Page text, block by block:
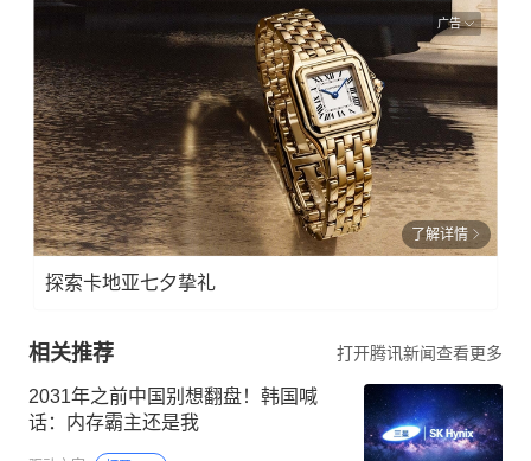
广告
了解详情
探索卡地亚七夕挚礼
相关推荐 打开腾讯新闻查看更多
2031年之前中国别想翻盘！韩国喊
话：内存霸主还是我